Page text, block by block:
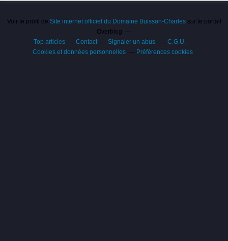
Voir le profil de Site internet officiel du Domaine Buisson-Charlessur le portail
Overblog
Top articles
Contact Signaler un abus
C.G.U.
Cookies et données personnelles
Préférences cookies